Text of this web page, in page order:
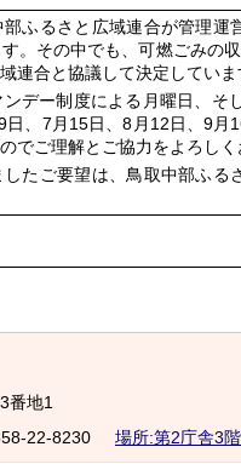
ふるさと広域連合が管理運
。その中でも、可燃ごみの
連合と協議して決定してい
デー制度による月曜日、そ
日、7月15日、8月12日、9
でご理解とご協力をよろし
たご要望は、鳥取中部ふ
番地1
22-8230 場所:第2庁舎3階